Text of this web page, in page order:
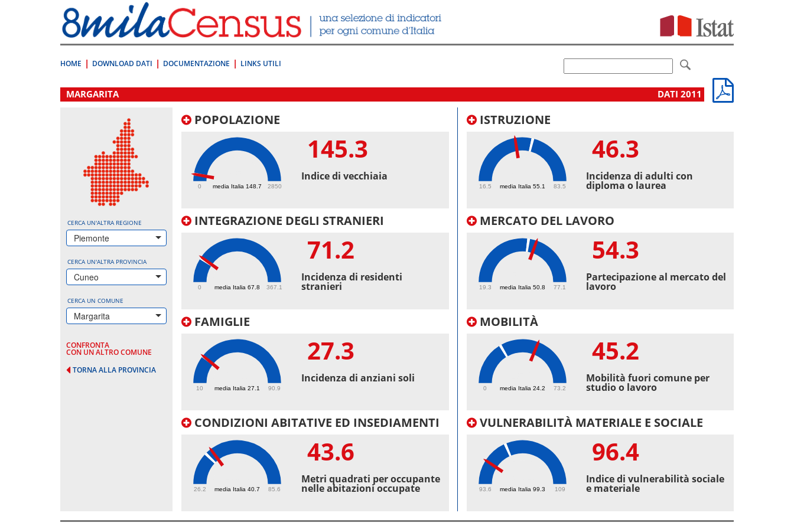
direttamente
a:
Contenuto
HOME DOWNLOAD DATI DOCUMENTAZIONE LINKS UTILI
.
MARGARITA DATI 2011
CERCA UN'ALTRA REGIONE
Piemonte
CERCA UN'ALTRA PROVINCIA
Cuneo
CERCA UN COMUNE
Margarita
CONFRONTA
CON UN ALTRO COMUNE
TORNA ALLA PROVINCIA
POPOLAZIONE
media Italia 148.7
0 2850
145.3
Indice di vecchiaia
INTEGRAZIONE DEGLI STRANIERI
media Italia 67.8
0 367.1
71.2
Incidenza di residenti
stranieri
FAMIGLIE
media Italia 27.1
10 90.9
27.3
Incidenza di anziani soli
CONDIZIONI ABITATIVE ED INSEDIAMENTI
media Italia 40.7
26.2 85.6
43.6
Metri quadrati per occupante
nelle abitazioni occupate
ISTRUZIONE
media Italia 55.1
16.5 83.5
46.3
Incidenza di adulti con
diploma o laurea
MERCATO DEL LAVORO
media Italia 50.8
19.3 77.1
54.3
Partecipazione al mercato del
lavoro
MOBILITÀ
media Italia 24.2
0 73.2
45.2
Mobilità fuori comune per
studio o lavoro
VULNERABILITÀ MATERIALE E SOCIALE
media Italia 99.3
93.6 109
96.4
Indice di vulnerabilità sociale
e materiale